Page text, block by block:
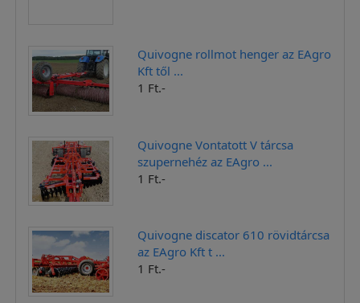
Quivogne rollmot henger az EAgro
Kft től ...
1 Ft.-
Quivogne Vontatott V tárcsa
szupernehéz az EAgro ...
1 Ft.-
Quivogne discator 610 rövidtárcsa
az EAgro Kft t ...
1 Ft.-